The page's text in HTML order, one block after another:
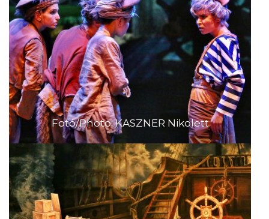
Fotó/Photo: KASZNER Nikolett